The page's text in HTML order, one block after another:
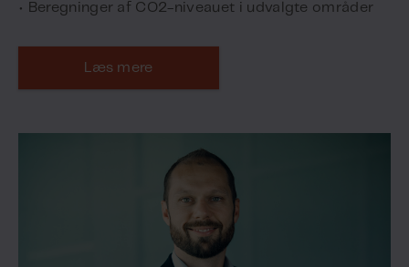
• Beregninger af CO2-niveauet i udvalgte områder
Læs mere